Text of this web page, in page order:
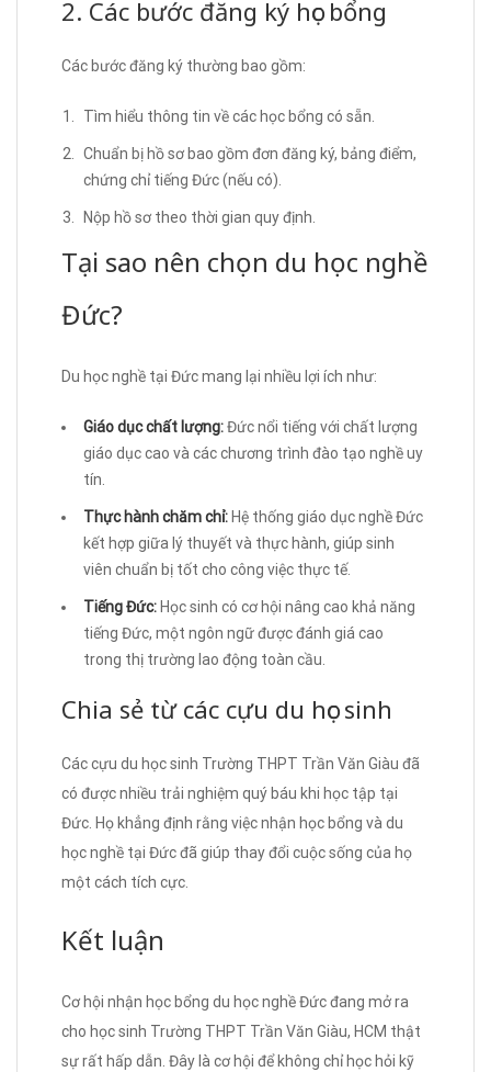
2. Các bước đăng ký học bổng
Các bước đăng ký thường bao gồm:
Tìm hiểu thông tin về các học bổng có sẵn.
Chuẩn bị hồ sơ bao gồm đơn đăng ký, bảng điểm,
chứng chỉ tiếng Đức (nếu có).
Nộp hồ sơ theo thời gian quy định.
Tại sao nên chọn du học nghề
Đức?
Du học nghề tại Đức mang lại nhiều lợi ích như:
Giáo dục chất lượng:Đức nổi tiếng với chất lượng
giáo dục cao và các chương trình đào tạo nghề uy
tín.
Thực hành chăm chỉ: Hệ thống giáo dục nghề Đức
kết hợp giữa lý thuyết và thực hành, giúp sinh
viên chuẩn bị tốt cho công việc thực tế.
Tiếng Đức: Học sinh có cơ hội nâng cao khả năng
tiếng Đức, một ngôn ngữ được đánh giá cao
trong thị trường lao động toàn cầu.
Chia sẻ từ các cựu du học sinh
Các cựu du học sinh Trường THPT Trần Văn Giàu đã
có được nhiều trải nghiệm quý báu khi học tập tại
Đức. Họ khẳng định rằng việc nhận học bổng và du
học nghề tại Đức đã giúp thay đổi cuộc sống của họ
một cách tích cực.
Kết luận
Cơ hội nhận học bổng du học nghề Đức đang mở ra
cho học sinh Trường THPT Trần Văn Giàu, HCM thật
sự rất hấp dẫn. Đây là cơ hội để không chỉ học hỏi kỹ